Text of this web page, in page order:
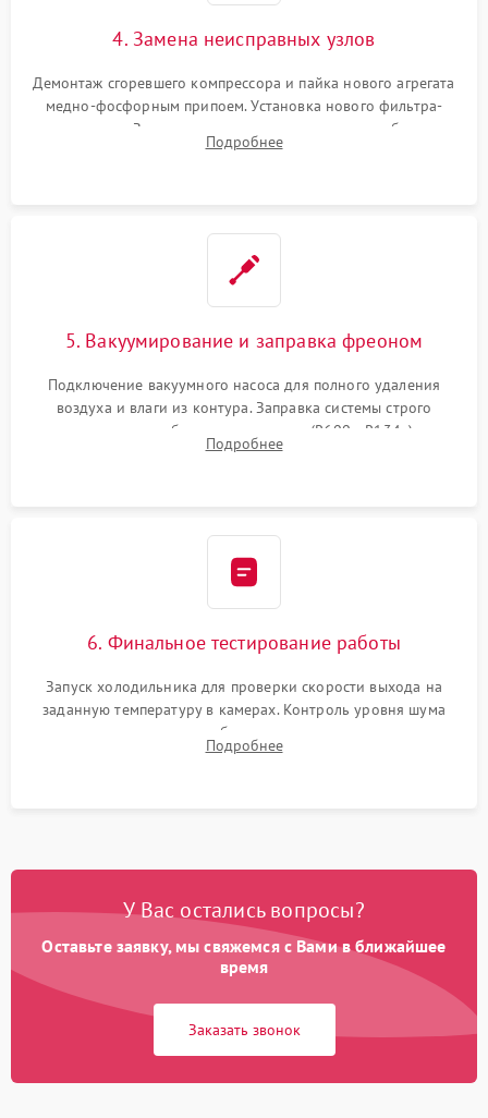
4. Замена неисправных узлов
Демонтаж сгоревшего компрессора и пайка нового агрегата
медно-фосфорным припоем. Установка нового фильтра-
осушителя. Замена изношенных вентиляторов обдува,
сломанных заслонок или поврежденных дверных петель.
Подробнее
5. Вакуумирование и заправка фреоном
Подключение вакуумного насоса для полного удаления
воздуха и влаги из контура. Заправка системы строго
дозированным объемом хладагента (R600a, R134a) по
электронным весам. Контроль рабочего давления в системе.
Подробнее
6. Финальное тестирование работы
Запуск холодильника для проверки скорости выхода на
заданную температуру в камерах. Контроль уровня шума
компрессора, отсутствия обмерзания стенок и корректного
срабатывания системы автоматической оттайки.
Подробнее
У Вас остались вопросы?
Оставьте заявку, мы свяжемся с Вами в ближайшее
время
Заказать звонок